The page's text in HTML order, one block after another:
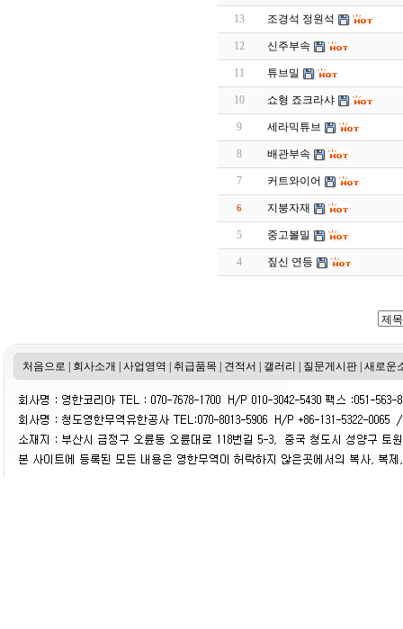
13 조경석 정원석
12 신주부속
11 튜브밀
10 쇼형 죠크라샤
9 세라믹튜브
8 배관부속
7 커트와이어
6 지붕자재
5 중고볼밀
4 짚신 연등
처음으로 회사소개 사업영역 취급품목 견적서 갤러리 질문게시판 새로운